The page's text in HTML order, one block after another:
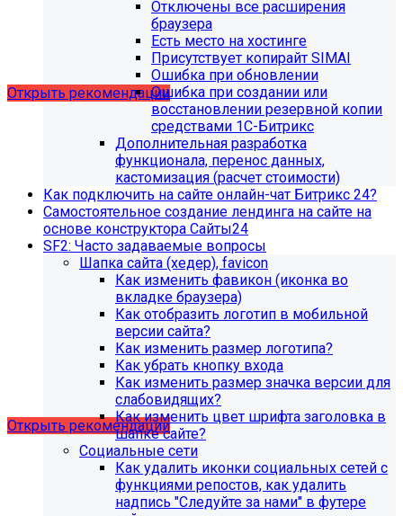
Что делать, если на хостинге не
хватает места?
Открыть рекомендации
Рекомендации по безопасности
Открыть рекомендации
Отключены все расширения
браузера
Есть место на хостинге
Присутствует копирайт SIMAI
Ошибка при обновлении
Ошибка при создании или
восстановлении резервной копии
средствами 1С-Битрикс
Дополнительная разработка
функционала, перенос данных,
кастомизация (расчет стоимости)
Как подключить на сайте онлайн-чат Битрикс 24?
Самостоятельное создание лендинга на сайте на
основе конструктора Сайты24
SF2: Часто задаваемые вопросы
Шапка сайта (хедер), favicon
Как изменить фавикон (иконка во
вкладке браузера)
Как отобразить логотип в мобильной
версии сайта?
Как изменить размер логотипа?
Как убрать кнопку входа
Как изменить размер значка версии для
слабовидящих?
Как изменить цвет шрифта заголовка в
шапке сайте?
Социальные сети
Как удалить иконки социальных сетей с
функциями репостов, как удалить
надпись "Следуйте за нами" в футере